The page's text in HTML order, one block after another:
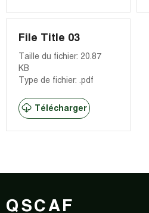
File Title 03
Taille du fichier: 20.87
KB
Type de fichier: .pdf
Télécharger
QSCAF